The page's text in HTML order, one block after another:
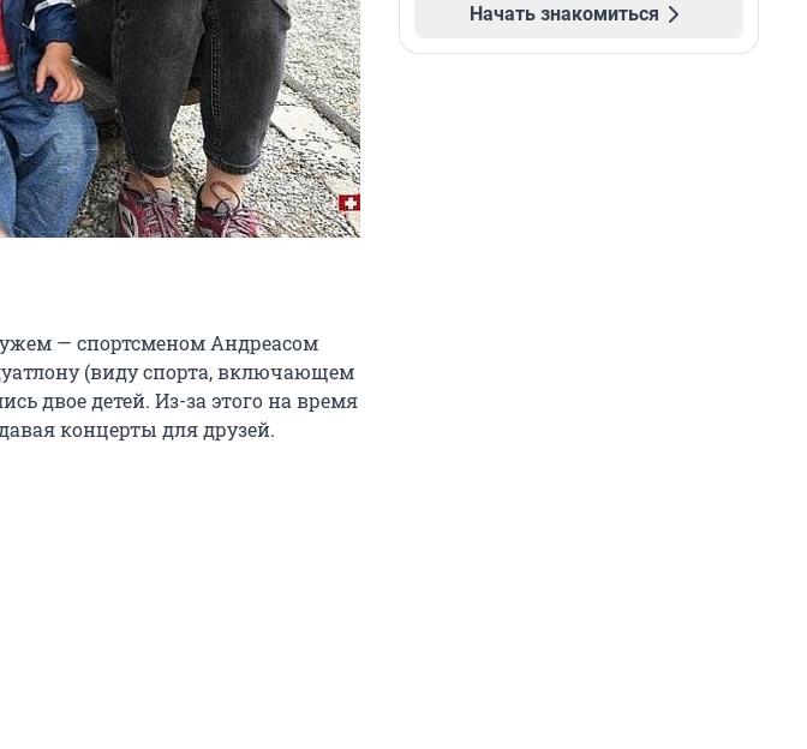
— спортсменом Андреасом
(виду спорта, включающем
двое детей. Из-за этого на время
концерты для друзей.
Начать знакомиться